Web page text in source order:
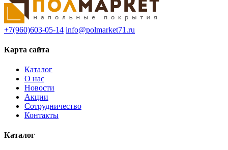
+7(960)603-05-14 info@polmarket71.ru
Карта сайта
Каталог
О нас
Новости
Акции
Сотрудничество
Контакты
Каталог